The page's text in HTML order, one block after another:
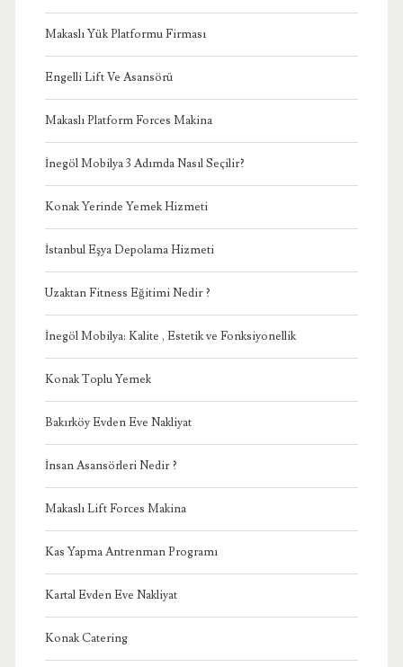
Makaslı Yük Platformu Firması
Engelli Lift Ve Asansörü
Makaslı Platform Forces Makina
İnegöl Mobilya 3 Adımda Nasıl Seçilir?
Konak Yerinde Yemek Hizmeti
İstanbul Eşya Depolama Hizmeti
Uzaktan Fitness Eğitimi Nedir ?
İnegöl Mobilya: Kalite , Estetik ve Fonksiyonellik
Konak Toplu Yemek
Bakırköy Evden Eve Nakliyat
İnsan Asansörleri Nedir ?
Makaslı Lift Forces Makina
Kas Yapma Antrenman Programı
Kartal Evden Eve Nakliyat
Konak Catering